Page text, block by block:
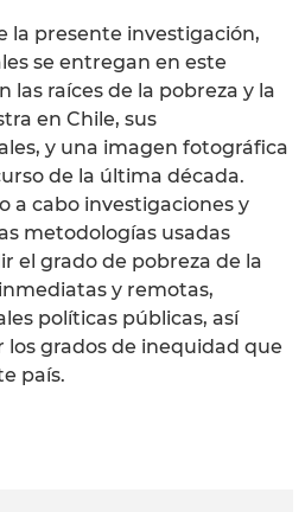
la presente investigación,
se entregan en este
las raíces de la pobreza y la
en Chile, sus
y una imagen fotográfica
de la última década.
a cabo investigaciones y
metodologías usadas
el grado de pobreza de la
y remotas,
políticas públicas, así
grados de inequidad que
país.